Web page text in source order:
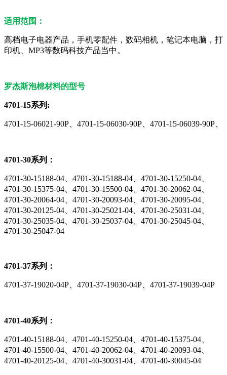
适用范围：
高档电子电器产品，手机零配件，数码相机，笔记本电脑，打
印机、MP3等数码科技产品当中。
罗杰斯泡棉材料的型号
4701-15系列:
4701-15-06021-90P、4701-15-06030-90P、4701-15-06039-90P、
4701-30系列：
4701-30-15188-04、4701-30-15188-04、4701-30-15250-04、
4701-30-15375-04、4701-30-15500-04、4701-30-20062-04、
4701-30-20064-04、4701-30-20093-04、4701-30-20095-04、
4701-30-20125-04、4701-30-25021-04、4701-30-25031-04、
4701-30-25035-04、4701-30-25037-04、4701-30-25045-04、
4701-30-25047-04
4701-37系列：
4701-37-19020-04P、4701-37-19030-04P、4701-37-19039-04P
4701-40系列：
4701-40-15188-04、4701-40-15250-04、4701-40-15375-04、
4701-40-15500-04、4701-40-20062-04、4701-40-20093-04、
4701-40-20125-04、4701-40-30031-04、4701-40-30045-04